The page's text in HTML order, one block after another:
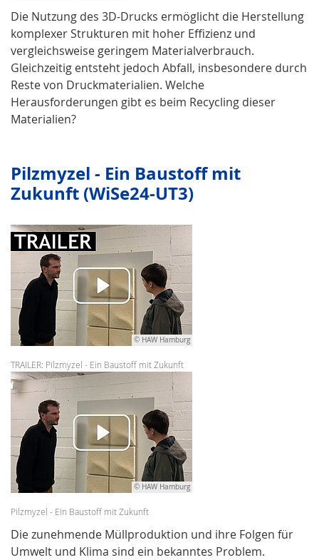
Die Nutzung des 3D-Drucks ermöglicht die Herstellung
komplexer Strukturen mit hoher Effizienz und
vergleichsweise geringem Materialverbrauch.
Gleichzeitig entsteht jedoch Abfall, insbesondere durch
Reste von Druckmaterialien. Welche
Herausforderungen gibt es beim Recycling dieser
Materialien?
Pilzmyzel - Ein Baustoff mit
Zukunft (WiSe24-UT3)
© HAW Hamburg
TRAILER: Pilzmyzel - Ein Baustoff mit Zukunft
© HAW Hamburg
Pilzmyzel - Ein Baustoff mit Zukunft
Die zunehmende Müllproduktion und ihre Folgen für
Umwelt und Klima sind ein bekanntes Problem.